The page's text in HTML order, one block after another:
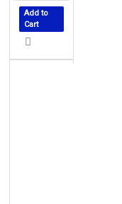
Add to
Cart